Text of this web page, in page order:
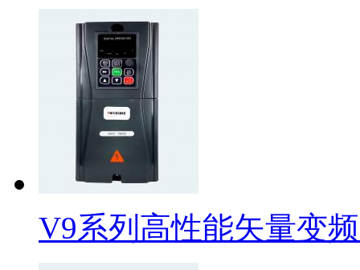
V9系列高性能矢量变